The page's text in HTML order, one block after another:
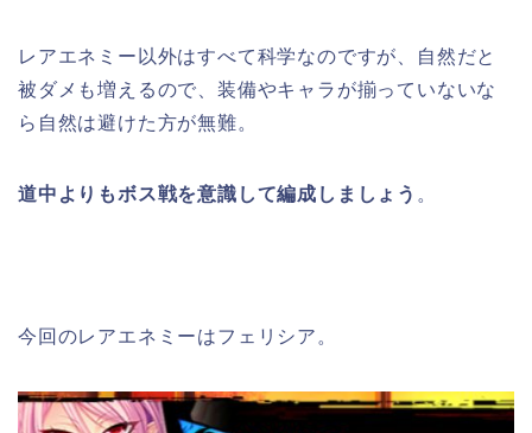
レアエネミー以外はすべて科学なのですが、自然だと
被ダメも増えるので、装備やキャラが揃っていないな
ら自然は避けた方が無難。
道中よりもボス戦を意識して編成しましょう 。
今回のレアエネミーはフェリシア。